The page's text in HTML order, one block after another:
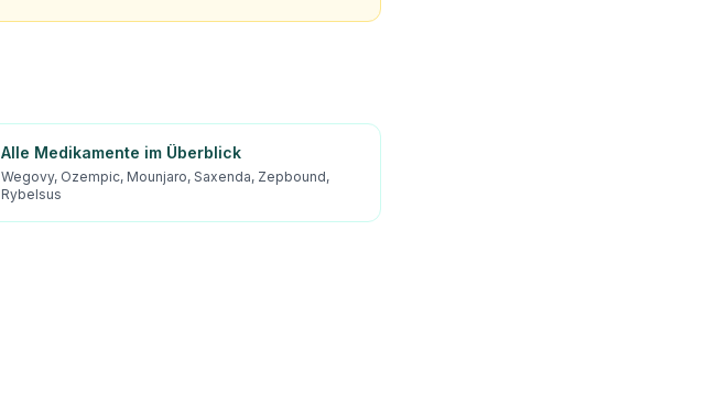
Alle Medikamente im Überblick
Wegovy, Ozempic, Mounjaro, Saxenda, Zepbound,
Rybelsus